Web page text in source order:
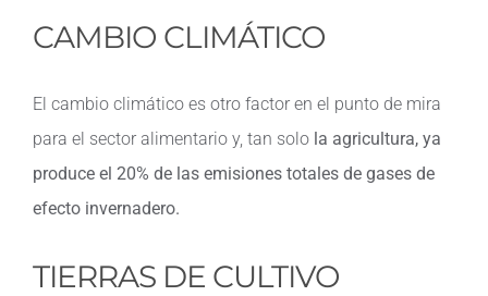
CAMBIO CLIMÁTICO
El cambio climático es otro factor en el punto de mira
para el sector alimentario y, tan solo la agricultura, ya
produce el 20% de las emisiones totales de gases de
efecto invernadero.
TIERRAS DE CULTIVO